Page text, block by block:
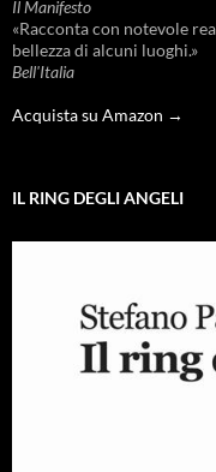
Il Manifesto
«Racconta con notevole
bellezza di alcuni luoghi.»
Bell'Italia
Acquista su Amazon →
IL RING DEGLI ANGELI